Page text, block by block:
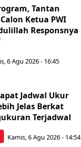
Tantan
Ketua PWI
Responsnya
6 Agu 2026 - 16:45
Jadwal Ukur
Jelas Berkat
Terjadwal
Kamis, 6 Agu 2026 - 14:54